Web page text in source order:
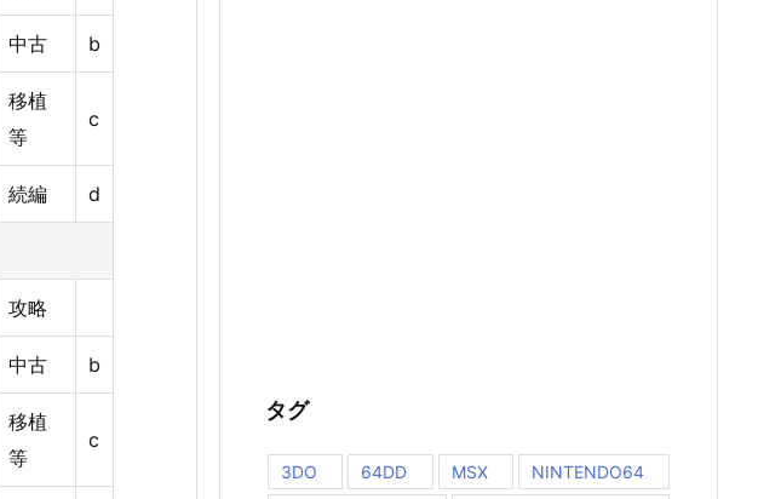
中古 b
移植
等
c
続編 d
攻略
中古 b
移植
等
c
タグ
3DO 64DD MSX
NINTENDO64